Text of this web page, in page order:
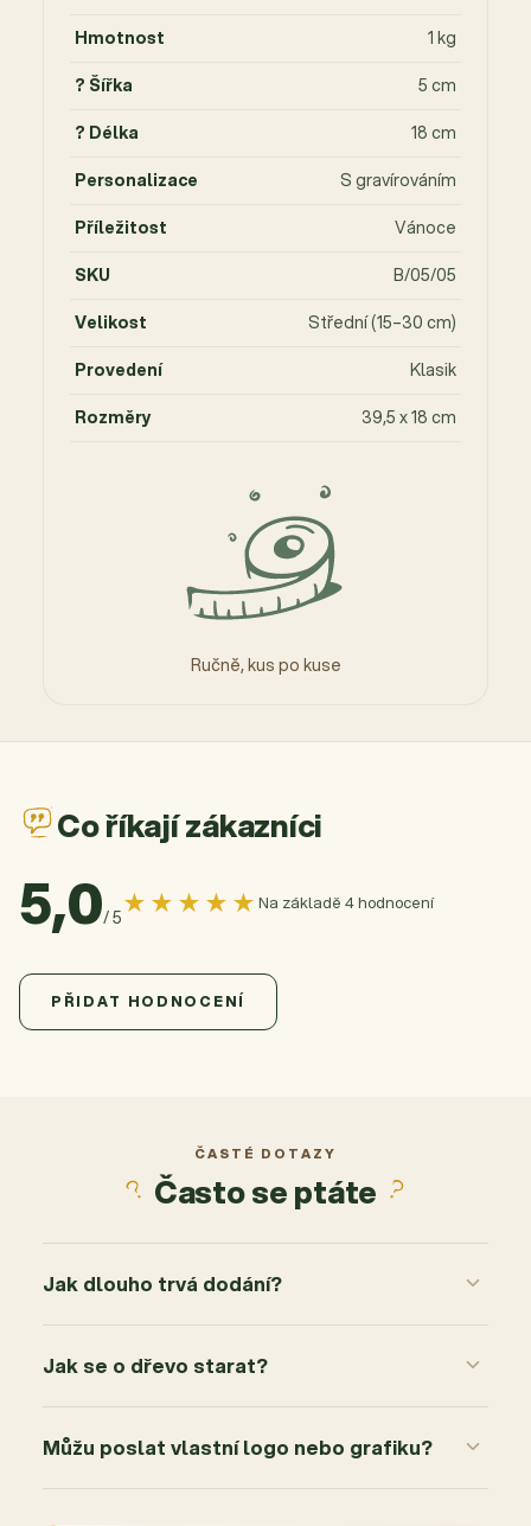
Ručně, kus po kuse
Hmotnost
1 kg
? Šířka
5 cm
? Délka
18 cm
Personalizace
S gravírováním
Příležitost
Vánoce
SKU
B/05/05
Velikost
Střední (15–30 cm)
Provedení
Klasik
Rozměry
39,5 x 18 cm
Co říkají zákazníci
5,0/ 5★★★★★Na základě 4 hodnocení
5,0Průměrné hodnocení produktu je 5,0 z 5 hvězdiček.
4 hodnocení
PŘIDAT HODNOCENÍ
ČASTÉ DOTAZY
Často se ptáte
Jak dlouho trvá dodání?
Jak se o dřevo starat?
Můžu poslat vlastní logo nebo grafiku?